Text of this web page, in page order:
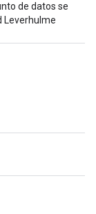
de datos se
Leverhulme